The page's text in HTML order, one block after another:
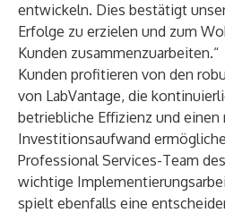
entwickeln. Dies bestätigt
Erfolge zu erzielen und zum
Kunden zusammenzuarbeiten.“
Kunden profitieren von den
von LabVantage, die
betriebliche Effizienz und einen
Investitionsaufwand
Professional Services-Team
wichtige
spielt ebenfalls eine